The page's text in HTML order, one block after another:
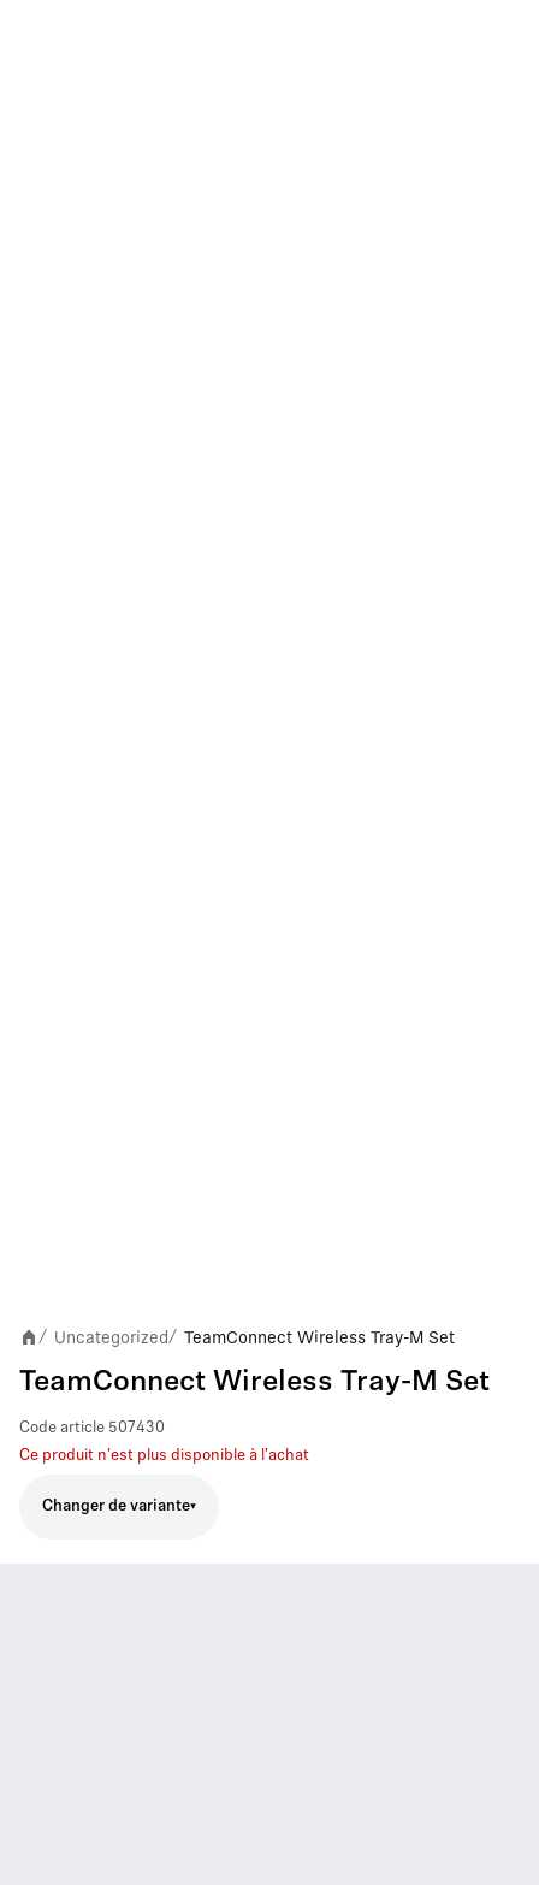
/ Uncategorized/ TeamConnect Wireless Tray-M Set
TeamConnect Wireless Tray-M Set
Code article 507430
Ce produit n'est plus disponible à l'achat
Changer de variante